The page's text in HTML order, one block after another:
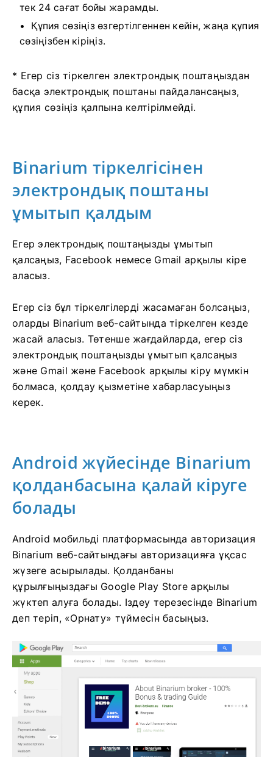
тек 24 сағат бойы жарамды.
Құпия сөзіңіз өзгертілгеннен кейін, жаңа құпия
сөзіңізбен кіріңіз.
* Егер сіз тіркелген электрондық поштаңыздан
басқа электрондық поштаны пайдалансаңыз,
құпия сөзіңіз қалпына келтірілмейді.
Binarium тіркелгісінен
электрондық поштаны
ұмытып қалдым
Егер электрондық поштаңызды ұмытып
қалсаңыз, Facebook немесе Gmail арқылы кіре
аласыз.
Егер сіз бұл тіркелгілерді жасамаған болсаңыз,
оларды Binarium веб-сайтында тіркелген кезде
жасай аласыз. Төтенше жағдайларда, егер сіз
электрондық поштаңызды ұмытып қалсаңыз
және Gmail және Facebook арқылы кіру мүмкін
болмаса, қолдау қызметіне хабарласуыңыз
керек.
Android жүйесінде Binarium
қолданбасына қалай кіруге
болады
Android мобильді платформасында авторизация
Binarium веб-сайтындағы авторизацияға ұқсас
жүзеге асырылады. Қолданбаны
құрылғыңыздағы Google Play Store арқылы
жүктеп алуға болады. Іздеу терезесінде Binarium
деп теріп, «Орнату» түймесін басыңыз.